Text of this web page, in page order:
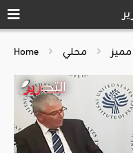
Home مميز محلي